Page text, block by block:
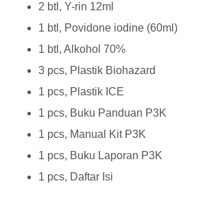
2 btl, Y-rin 12ml
1 btl, Povidone iodine (60ml)
1 btl, Alkohol 70%
3 pcs, Plastik Biohazard
1 pcs, Plastik ICE
1 pcs, Buku Panduan P3K
1 pcs, Manual Kit P3K
1 pcs, Buku Laporan P3K
1 pcs, Daftar Isi